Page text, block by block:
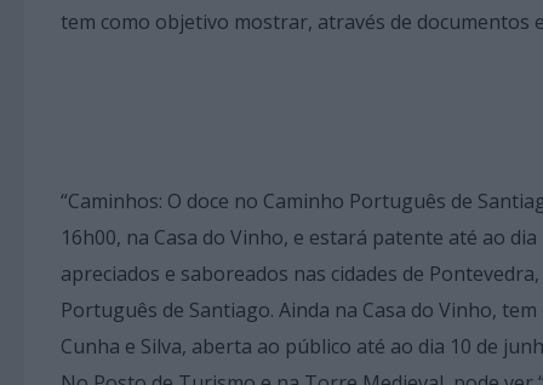
tem como objetivo mostrar, através de documentos
“Caminhos: O doce no Caminho Português de
16h00, na Casa do Vinho, e estará patente até ao
apreciados e saboreados nas cidades de
Português de Santiago. Ainda na Casa do Vinho,
Cunha e Silva, aberta ao público até ao dia 10 de